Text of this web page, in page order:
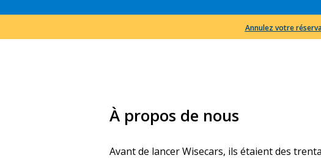
Annulez votre
À propos de nous
Avant de lancer Wisecars, ils étaient des